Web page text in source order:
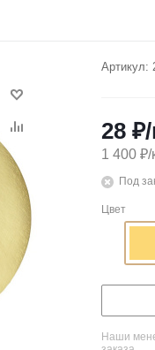
Артикул:
28 ₽
1 400
Под
Цвет
Наши